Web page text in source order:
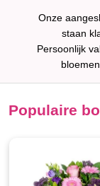
Onze
staan
Persoonlijk
Populaire